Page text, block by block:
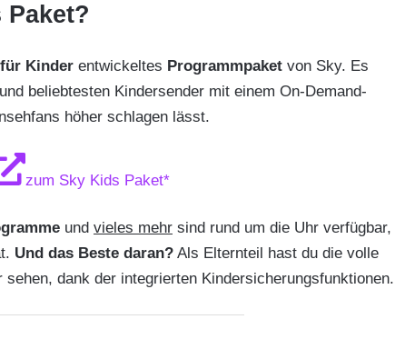
für Kinder entwickeltes Programmpaket von Sky. Es
beliebtesten Kindersender mit einem On-Demand-
höher schlagen lässt.
zum Sky Kids Paket*
und vieles mehr sind rund um die Uhr verfügbar,
Und das Beste daran? Als Elternteil hast du die volle
dank der integrierten Kindersicherungsfunktionen.